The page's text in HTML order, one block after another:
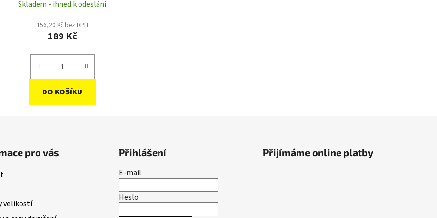
Skladem - ihned k odeslání
156,20 Kč bez DPH
189 Kč
DO KOŠÍKU
pro vás
velikostí
Přihlášení
E-mail
Heslo
Přijímáme online platby